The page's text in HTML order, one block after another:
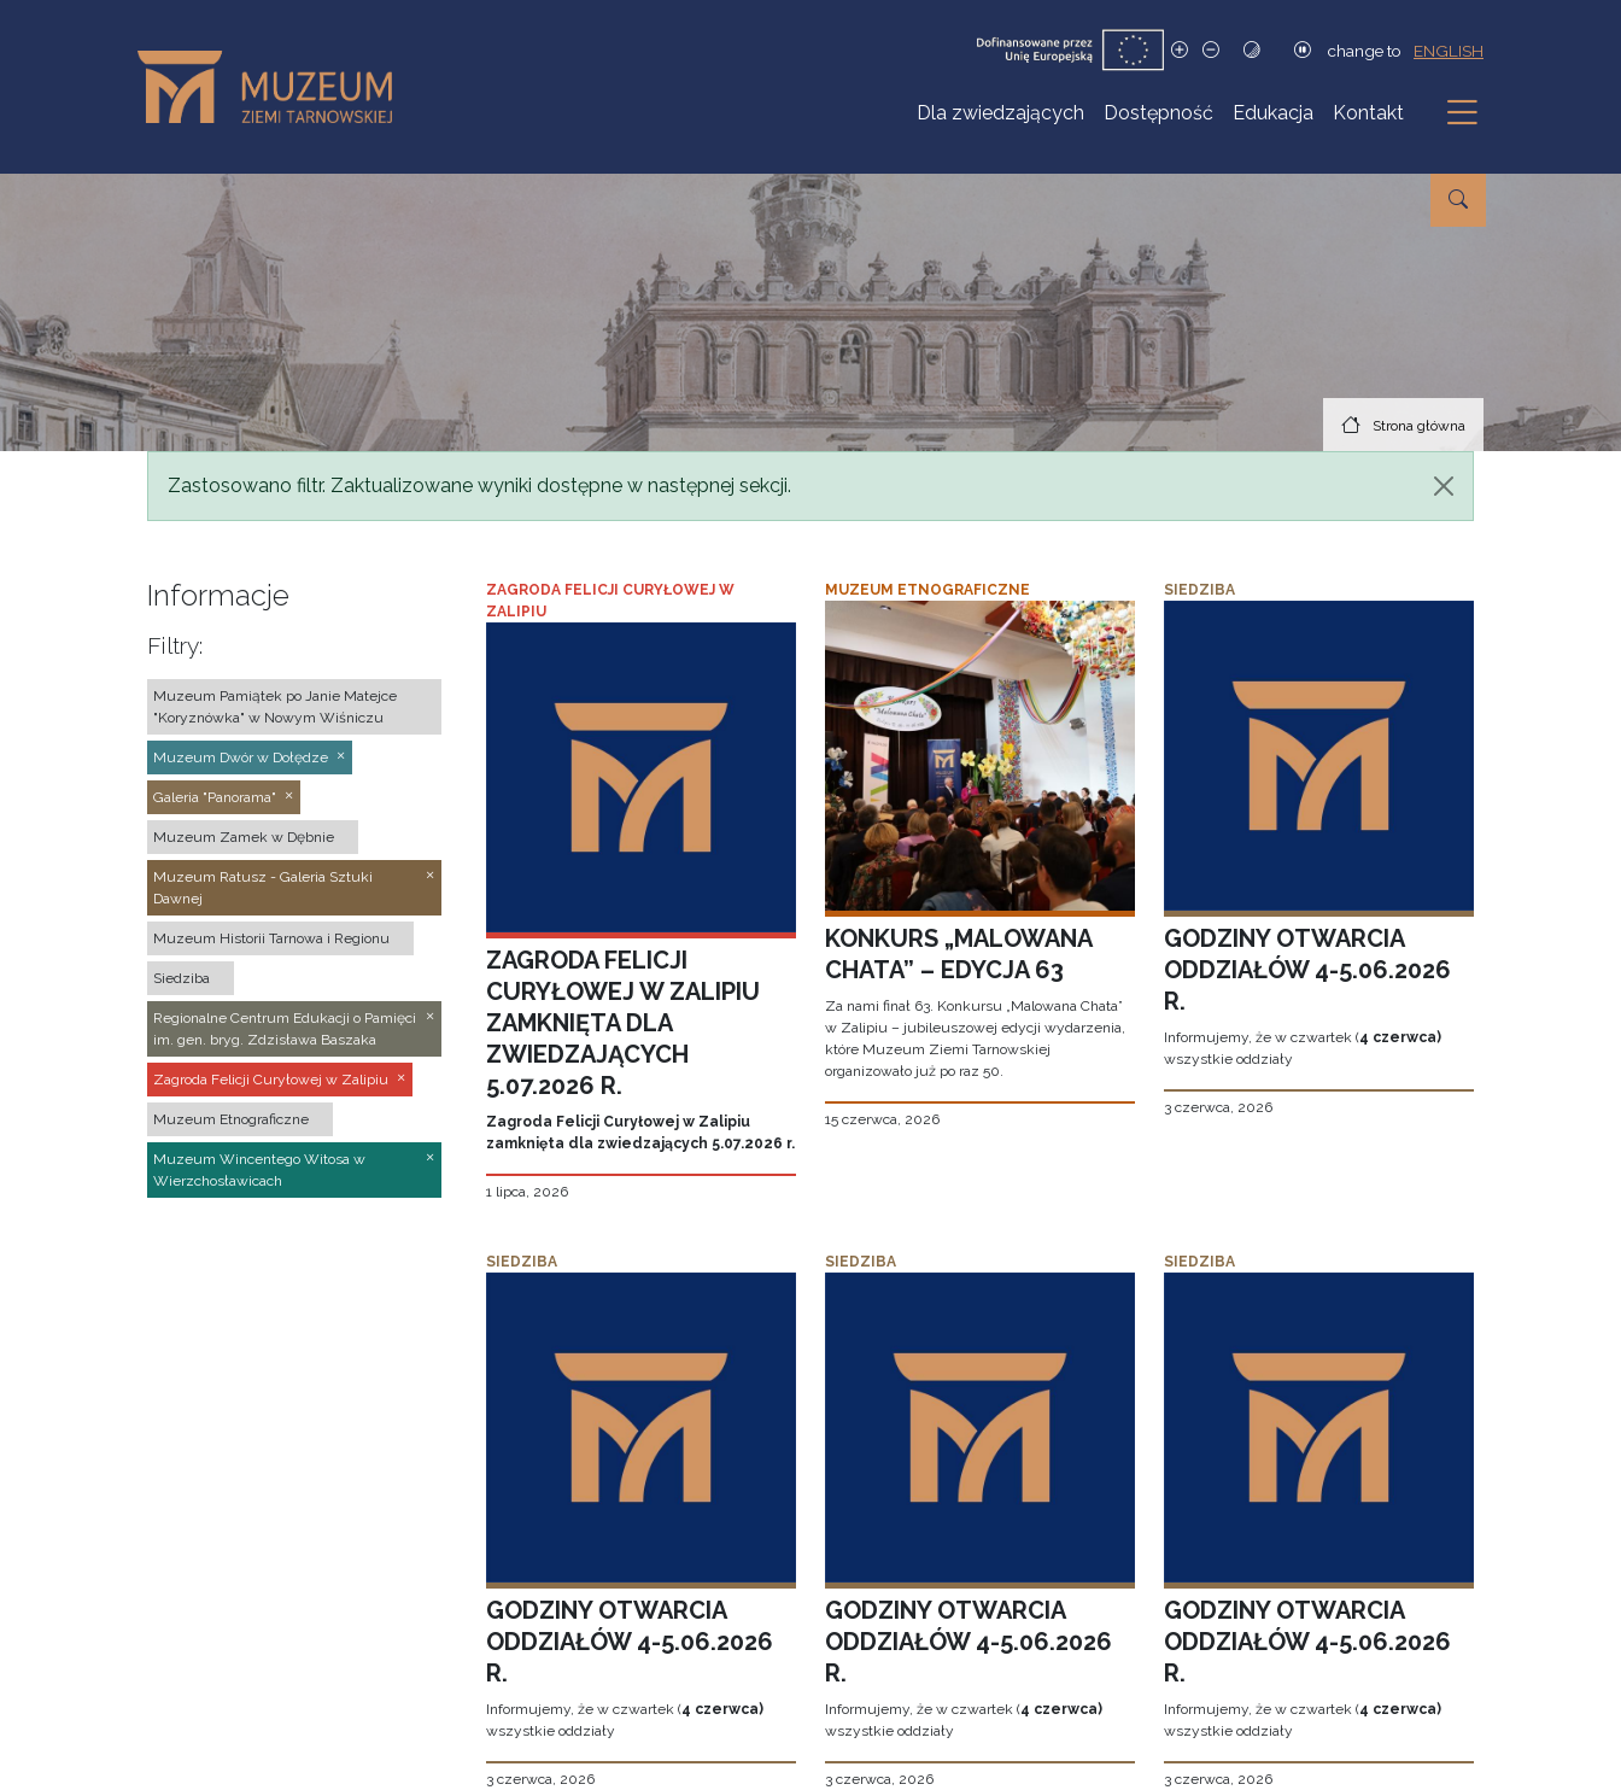
change to ENGLISH
Dla zwiedzających Dostępność Edukacja Kontakt
Podmenu
Strona główna
Komunikat
Zastosowano filtr. Zaktualizowane wyniki dostępne w następnej sekcji.
Informacje
Filtry:
Muzeum Pamiątek po Janie Matejce
"Koryznówka" w Nowym Wiśniczu
Muzeum Dwór w Dołędze
Galeria "Panorama"
Muzeum Zamek w Dębnie
Muzeum Ratusz - Galeria Sztuki
Dawnej
Muzeum Historii Tarnowa i Regionu
Siedziba
Regionalne Centrum Edukacji o Pamięci
im. gen. bryg. Zdzisława Baszaka
Zagroda Felicji Curyłowej w Zalipiu
Muzeum Etnograficzne
Muzeum Wincentego Witosa w
Wierzchosławicach
ZAGRODA FELICJI CURYŁOWEJ W
ZALIPIU
ZAGRODA FELICJI
CURYŁOWEJ W ZALIPIU
ZAMKNIĘTA DLA
ZWIEDZAJĄCYCH
5.07.2026 R.
Zagroda Felicji Curyłowej w Zalipiu
zamknięta dla zwiedzających 5.07.2026 r.
1 lipca, 2026
MUZEUM ETNOGRAFICZNE
KONKURS „MALOWANA
CHATA” – EDYCJA 63
Za nami finał 63. Konkursu „Malowana Chata”
w Zalipiu – jubileuszowej edycji wydarzenia,
które Muzeum Ziemi Tarnowskiej
organizowało już po raz 50.
15 czerwca, 2026
SIEDZIBA
GODZINY OTWARCIA
ODDZIAŁÓW 4-5.06.2026
R.
Informujemy, że w czwartek (4 czerwca)
wszystkie oddziały
3 czerwca, 2026
SIEDZIBA
GODZINY OTWARCIA
ODDZIAŁÓW 4-5.06.2026
R.
Informujemy, że w czwartek (4 czerwca)
wszystkie oddziały
3 czerwca, 2026
SIEDZIBA
GODZINY OTWARCIA
ODDZIAŁÓW 4-5.06.2026
R.
Informujemy, że w czwartek (4 czerwca)
wszystkie oddziały
3 czerwca, 2026
SIEDZIBA
GODZINY OTWARCIA
ODDZIAŁÓW 4-5.06.2026
R.
Informujemy, że w czwartek (4 czerwca)
wszystkie oddziały
3 czerwca, 2026